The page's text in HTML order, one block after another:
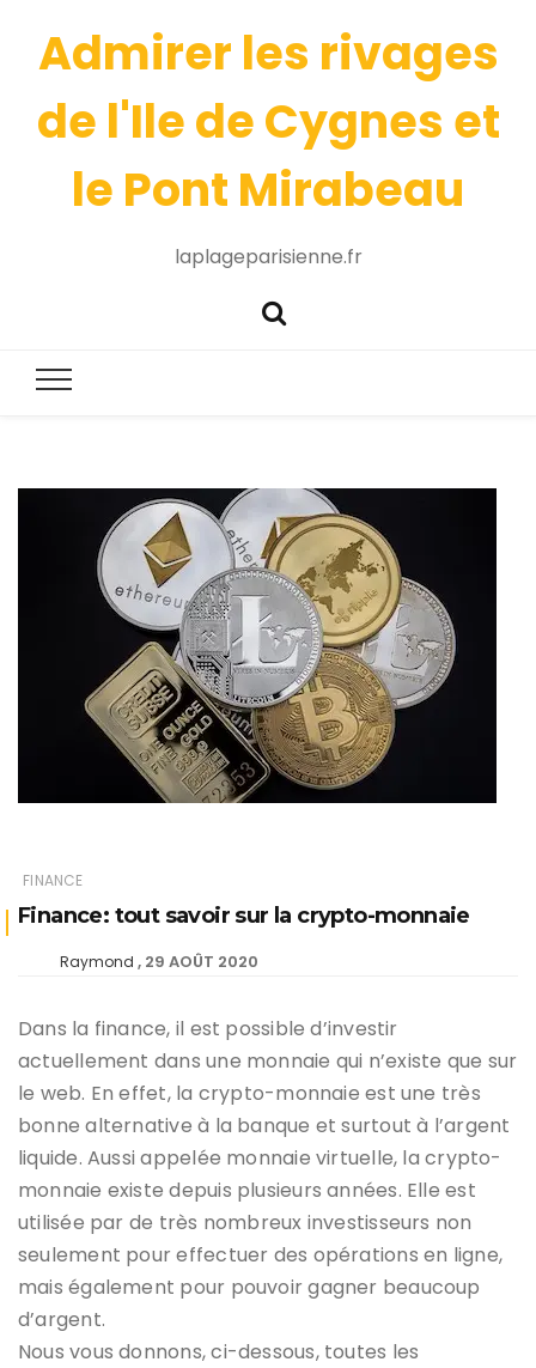
Admirer les rivages
de l'Ile de Cygnes et
le Pont Mirabeau
laplageparisienne.fr
FINANCE
Finance: tout savoir sur la crypto-monnaie
Raymond 29 AOÛT 2020
Dans la finance, il est possible d’investir
actuellement dans une monnaie qui n’existe que sur
le web. En effet, la crypto-monnaie est une très
bonne alternative à la banque et surtout à l’argent
liquide. Aussi appelée monnaie virtuelle, la crypto-
monnaie existe depuis plusieurs années. Elle est
utilisée par de très nombreux investisseurs non
seulement pour effectuer des opérations en ligne,
mais également pour pouvoir gagner beaucoup
d’argent.
Nous vous donnons, ci-dessous, toutes les